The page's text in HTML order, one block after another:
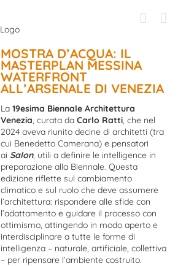
MOSTRA D’ACQUA: IL
MASTERPLAN MESSINA
WATERFRONT
ALL’ARSENALE DI VENEZIA
La19esima Biennale Architettura
Venezia, curata daCarlo Ratti, che nel
2024 aveva riunito decine di architetti (tra
cui Benedetto Camerana) e pensatori
ai Salon, utili a definire le intelligence in
preparazione alla Biennale. Questa
edizione riflette sul cambiamento
climatico e sul ruolo che deve assumere
l’architettura: rispondere alle sfide con
l’adattamento e guidare il processo con
ottimismo, attingendo in modo aperto e
interdisciplinare a tutte le forme di
intelligenza – naturale, artificiale, collettiva
– per ripensare l’ambiente costruito.